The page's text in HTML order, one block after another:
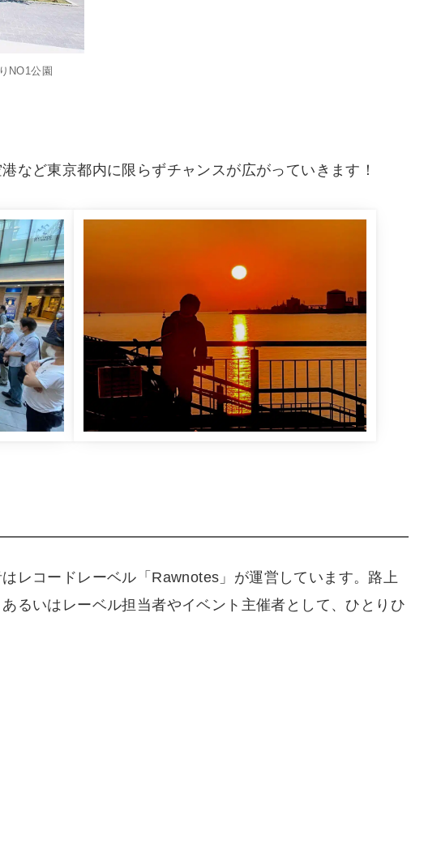
NO1公園
など東京都内に限らずチャンスが広がっていきます！
レコードレーベル「Rawnotes」が運営しています。路上
るいはレーベル担当者やイベント主催者として、ひとりひ